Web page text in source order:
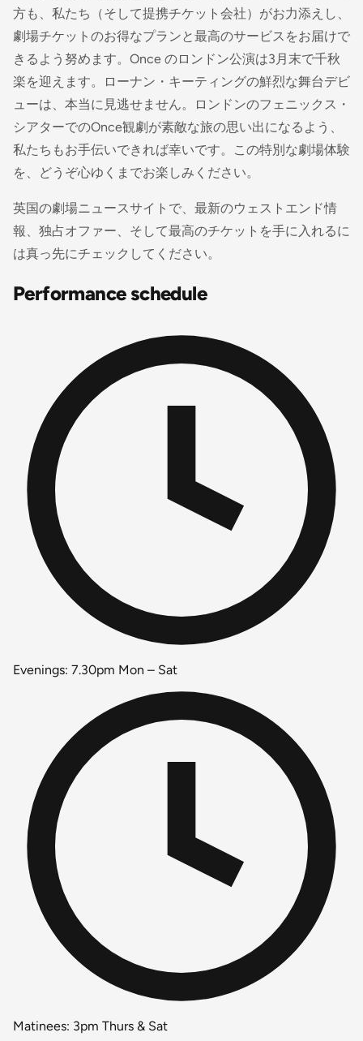
方も、私たち（そして提携チケット会社）がお力添えし、
劇場チケットのお得なプランと最高のサービスをお届けで
きるよう努めます。Once のロンドン公演は3月末で千秋
楽を迎えます。ローナン・キーティングの鮮烈な舞台デビ
ューは、本当に見逃せません。ロンドンのフェニックス・
シアターでのOnce観劇が素敵な旅の思い出になるよう、
私たちもお手伝いできれば幸いです。この特別な劇場体験
を、どうぞ心ゆくまでお楽しみください。
英国の劇場ニュースサイトで、最新のウェストエンド情
報、独占オファー、そして最高のチケットを手に入れるに
は真っ先にチェックしてください。
Performance schedule
Evenings: 7.30pm Mon – Sat
Matinees: 3pm Thurs & Sat